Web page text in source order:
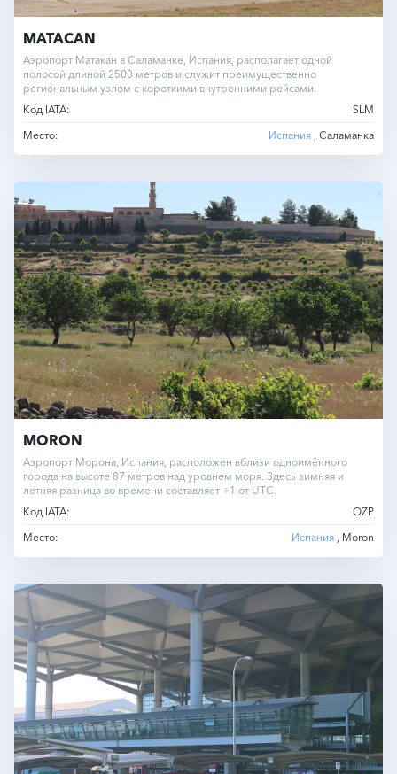
MATACAN
Аэропорт Матакан в Саламанке, Испания, располагает одной
полосой длиной 2500 метров и служит преимущественно
региональным узлом с короткими внутренними рейсами.
Код IATA:
SLM
Место:
Испания , Саламанка
MORON
Аэропорт Морона, Испания, расположен вблизи одноимённого
города на высоте 87 метров над уровнем моря. Здесь зимняя и
летняя разница во времени составляет +1 от UTC.
Код IATA:
OZP
Место:
Испания , Moron